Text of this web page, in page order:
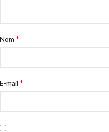
Nom *
E-mail *